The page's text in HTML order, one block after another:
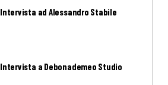
Intervista ad Alessandro Stabile
Intervista a Debonademeo Studio